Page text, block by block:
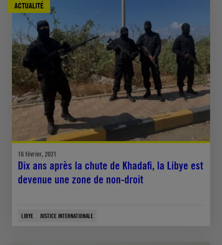
ACTUALITÉ
16 février, 2021
Dix ans après la chute de Khadafi, la Libye est
devenue une zone de non-droit
LIBYE JUSTICE INTERNATIONALE